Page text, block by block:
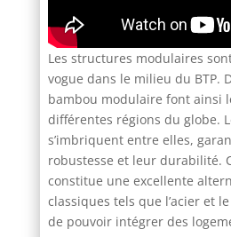
Les structures modulaires
vogue dans le milieu du BTP.
bambou modulaire font ainsi
différentes régions du globe.
s’imbriquent entre elles,
robustesse et leur durabilité.
constitue une excellente
classiques tels que l’acier et
de pouvoir intégrer des